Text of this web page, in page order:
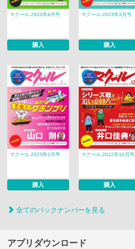
マクール 2023年4月号
購入
マクール 2023年3月号
購入
マクール 2023年1月号
購入
マクール 2022年12月号
購入
全てのバックナンバーを見る
アプリダウンロード